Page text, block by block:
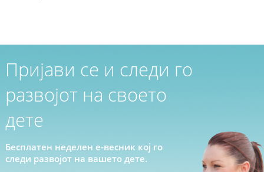
Пријави се и следи го
развојот на своето
дете
Бесплатен неделен е-весник кој го
следи развојот на вашето дете.